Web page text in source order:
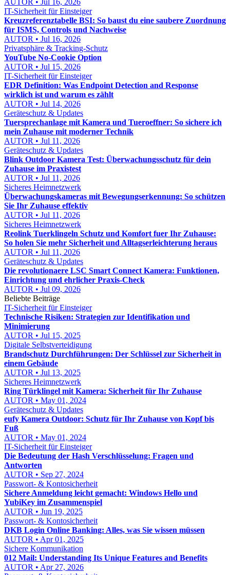
AUTOR • Jul 16, 2026
IT-Sicherheit für Einsteiger
Kreuzreferenztabelle BSI: So baust du eine saubere Zuordnung
für ISMS, Controls und Nachweise
AUTOR • Jul 16, 2026
Privatsphäre & Tracking-Schutz
YouTube No-Cookie Option
AUTOR • Jul 15, 2026
IT-Sicherheit für Einsteiger
EDR Definition: Was Endpoint Detection and Response
wirklich ist und warum es zählt
AUTOR • Jul 14, 2026
Geräteschutz & Updates
Tuersprechanlage mit Kamera und Tueroeffner: So sichere ich
mein Zuhause mit moderner Technik
AUTOR • Jul 11, 2026
Geräteschutz & Updates
Blink Outdoor Kamera Test: Überwachungsschutz für dein
Zuhause im Praxistest
AUTOR • Jul 11, 2026
Sicheres Heimnetzwerk
Überwachungskameras mit Bewegungserkennung: So schützen
Sie Ihr Zuhause effektiv
AUTOR • Jul 11, 2026
Sicheres Heimnetzwerk
Reolink Tuerklingeln Schutz und Komfort fuer Ihr Zuhause:
So holen Sie mehr Sicherheit und Alltagserleichterung heraus
AUTOR • Jul 11, 2026
Geräteschutz & Updates
Die revolutionaere LSC Smart Connect Kamera: Funktionen,
Einrichtung und ehrlicher Praxis-Check
AUTOR • Jul 09, 2026
Beliebte Beiträge
IT-Sicherheit für Einsteiger
Technische Risiken: Strategien zur Identifikation und
Minimierung
AUTOR • Jul 15, 2025
Digitale Selbstverteidigung
Brandschutz Durchführungen: Der Schlüssel zur Sicherheit in
einem Gebäude
AUTOR • Jul 13, 2025
Sicheres Heimnetzwerk
Ring Türklingel mit Kamera: Sicherheit für Ihr Zuhause
AUTOR • May 01, 2024
Geräteschutz & Updates
eufy Kamera Outdoor: Schutz für Ihr Zuhause von Kopf bis
Fuß
AUTOR • May 01, 2024
IT-Sicherheit für Einsteiger
Die Bedeutung der Hash Verschlüsselung: Fragen und
Antworten
AUTOR • Sep 27, 2024
Passwort- & Kontosicherheit
Sichere Anmeldung leicht gemacht: Windows Hello und
YubiKey im Zusammenspiel
AUTOR • Jun 19, 2025
Passwort- & Kontosicherheit
DKB Login Online Banking: Alles, was Sie wissen müssen
AUTOR • Apr 01, 2025
Sichere Kommunikation
012 Mail: Understanding Its Unique Features and Benefits
AUTOR • Apr 27, 2026